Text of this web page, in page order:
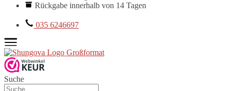
Rückgabe innerhalb von 14 Tagen
035 6246697
Suche